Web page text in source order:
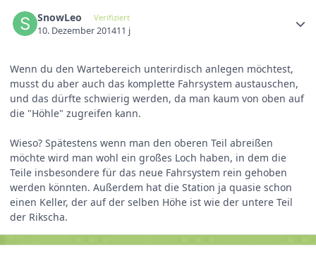
SnowLeo Verifiziert
10. Dezember 201411 j
Wenn du den Wartebereich unterirdisch anlegen möchtest,
musst du aber auch das komplette Fahrsystem austauschen,
und das dürfte schwierig werden, da man kaum von oben auf
die "Höhle" zugreifen kann.
Wieso? Spätestens wenn man den oberen Teil abreißen
möchte wird man wohl ein großes Loch haben, in dem die
Teile insbesondere für das neue Fahrsystem rein gehoben
werden könnten. Außerdem hat die Station ja quasie schon
einen Keller, der auf der selben Höhe ist wie der untere Teil
der Rikscha.